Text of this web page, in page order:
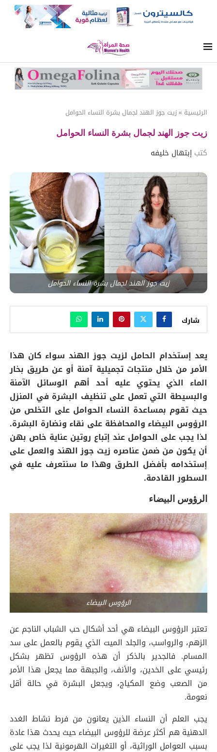
الرئيسية »زيت جوز الهند لجمال بشرة النساء الحوامل
زيت جوز الهند لجمال بشرة النساء الحوامل
كتب إبتهال خليفه
زيت جوز الهند لجمال بشرة النساء الحوامل
شارك
يعد إستخدام الحامل لزيت جوز الهند سواء كان هذا
الأمر من خلال منتجات تجميلية آمنة أو عن طريق بخار
الماء الذي يحتوي عليه أحد أهم الوسائل الآمنة
والبسيطة التي تعمل على تنظيف البشرة في المنزل
حيث تقوم بمساعدة النساء الحوامل على التخلص من
الرؤوس البيضاء والمحافظة على نقاء ونضارة البشرة.
لذا يجب على الحوامل عند إتباع روتين عناية خاص بهن
أن يكون من ضمن عناصره زيت جوز الهند والعمل على
إستخدامه بأفضل الطرق وهذا ما سنتعرف عليه في
السطور القادمة.
الرؤوس البيضاء
الرؤوس البيضاء
تعتبر الرؤوس البيضاء هي أحد أشكال حب الشباب الناجم عن
الزهم، والرواسب، والجلد الميت الذي يقوم بالعمل على سد
المسام. فالجدير بالذكر أن هذه الرؤوس تظهر بشكل
رئيسي على الخدين، والأنف، والجبهة مما يجعل هذا الأمر
من الصعب وضع المكياج، ويجعل البشرة في حالة أقل
نعومة.
يجب العلم أن النساء الذين يعانون من فرط نشاط الغدد
الدهنية هم أكثر عرضة للرؤوس البيضاء حيث يحدث هذا عادة
بسبب العوامل الوراثية، أو التغيرات الهرمونية لذا يجب على